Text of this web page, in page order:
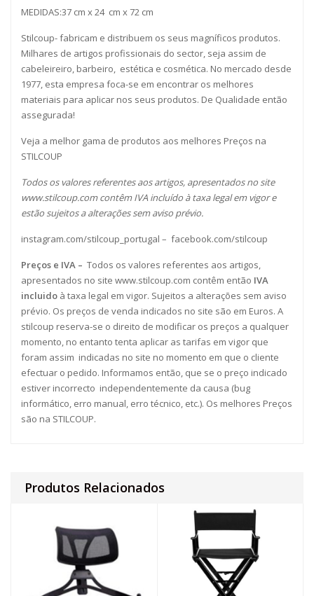
MEDIDAS:37 cm x 24 cm x 72 cm
Stilcoup- fabricam e distribuem os seus magníficos produtos.
Milhares de artigos profissionais do sector, seja assim de
cabeleireiro, barbeiro, estética e cosmética. No mercado desde
1977, esta empresa foca-se em encontrar os melhores
materiais para aplicar nos seus produtos. De Qualidade então
assegurada!
Veja a melhor gama de produtos aos melhores Preços na
STILCOUP
Todos os valores referentes aos artigos, apresentados no site
www.stilcoup.comcontêm IVA incluído à taxa legal em vigor e
estão sujeitos a alterações sem aviso prévio.
instagram.com/stilcoup_portugal – facebook.com/stilcoup
Preços e IVA – Todos os valores referentes aos artigos,
apresentados no site www.stilcoup.com contêm então IVA
incluido à taxa legal em vigor. Sujeitos a alterações sem aviso
prévio. Os preços de venda indicados no site são em Euros. A
stilcoup reserva-se o direito de modificar os preços a qualquer
momento, no entanto tenta aplicar as tarifas em vigor que
foram assim indicadas no site no momento em que o cliente
efectuar o pedido. Informamos então, que se o preço indicado
estiver incorrecto independentemente da causa (bug
informático, erro manual, erro técnico, etc.). Os melhores Preços
são na STILCOUP.
Produtos Relacionados